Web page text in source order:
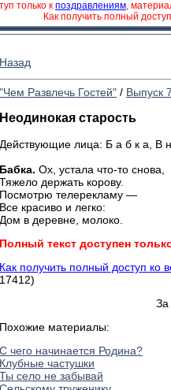
только к поздравлениям,
Как получить полный
Назад
"Чем Развлечь Гостей" / Выпуск
Неодинокая старость
Действующие лица: Б а б к а, В
Бабка. Ох, устала что-то снова,
Тяжело держать корову.
Посмотрю телерекламу —
Все красиво и легко:
Дом в деревне, молоко.
Полный текст доступен
Как получить полный доступ ко
17412)
За
Похожие материалы:
С чего начинается Родина?
Клубные частушки
Ты село не забывай